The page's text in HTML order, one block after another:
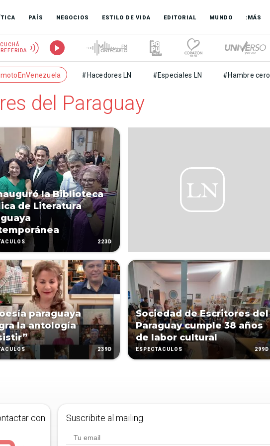
PAÍS NEGOCIOS ESTILO DE VIDA EDITORIAL MUNDO :MÁS
#Hacedores LN #Especiales LN #Hambre cero
del Paraguay
la Biblioteca
de Literatura
223D
paraguaya
la antología
239D
Sociedad de Escritores del
Paraguay cumple 38 años
de labor cultural
ESPECTÁCULOS 299D
con
Suscribite al mailing.